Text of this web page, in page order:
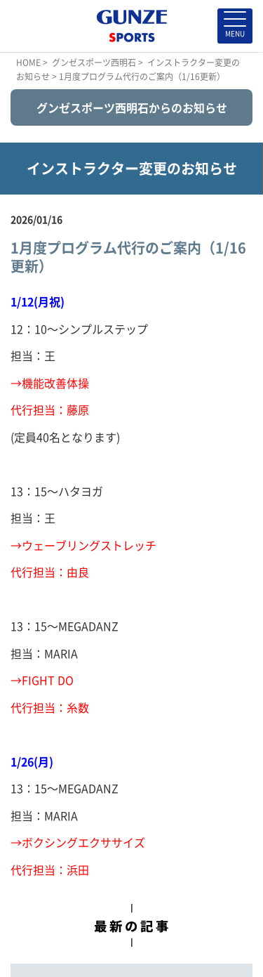
HOME> グンゼスポーツ西明石> インストラクター変更の
お知らせ > 1月度プログラム代行のご案内（1/16更新）
グンゼスポーツ西明石からのお知らせ
インストラクター変更のお知らせ
2026/01/16
1月度プログラム代行のご案内（1/16
更新）
1/12(月祝)
12：10～シンプルステップ
担当：王
→機能改善体操
代行担当：藤原
(定員40名となります)
13：15～ハタヨガ
担当：王
→ウェーブリングストレッチ
代行担当：由良
13：15～MEGADANZ
担当：MARIA
→FIGHT DO
代行担当：糸数
1/26(月)
13：15～MEGADANZ
担当：MARIA
→ボクシングエクササイズ
代行担当：浜田